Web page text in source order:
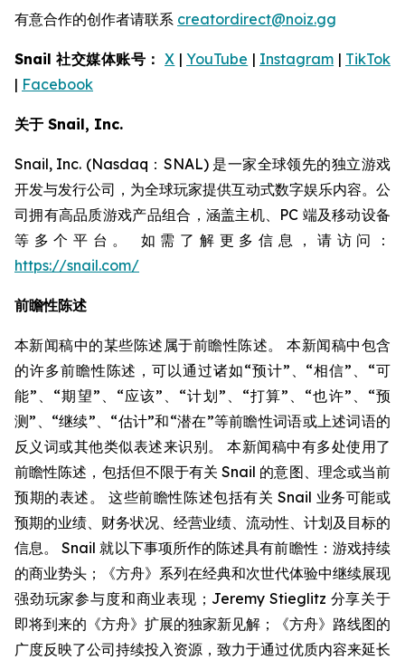
有意合作的创作者请联系 creatordirect@noiz.gg
Snail 社交媒体账号： X |YouTube | Instagram | TikTok
| Facebook
关于 Snail, Inc.
Snail, Inc. (Nasdaq：SNAL) 是一家全球领先的独立游戏
开发与发行公司，为全球玩家提供互动式数字娱乐内容。公
司拥有高品质游戏产品组合，涵盖主机、PC 端及移动设备
等多个平台。 如需了解更多信息，请访问：
https://snail.com/
前瞻性陈述
本新闻稿中的某些陈述属于前瞻性陈述。 本新闻稿中包含
的许多前瞻性陈述，可以通过诸如“预计”、“相信”、“可
能”、“期望”、“应该”、“计划”、“打算”、“也许”、“预
测”、“继续”、“估计”和“潜在”等前瞻性词语或上述词语的
反义词或其他类似表述来识别。 本新闻稿中有多处使用了
前瞻性陈述，包括但不限于有关 Snail 的意图、理念或当前
预期的表述。 这些前瞻性陈述包括有关 Snail 业务可能或
预期的业绩、财务状况、经营业绩、流动性、计划及目标的
信息。 Snail 就以下事项所作的陈述具有前瞻性：游戏持续
的商业势头；《方舟》系列在经典和次世代体验中继续展现
强劲玩家参与度和商业表现；Jeremy Stieglitz 分享关于
即将到来的《方舟》扩展的独家新见解；《方舟》路线图的
广度反映了公司持续投入资源，致力于通过优质内容来延长